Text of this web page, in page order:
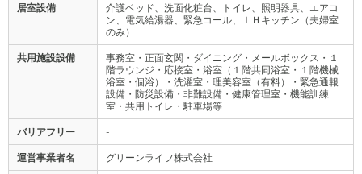
居室設備
介護ベッド、洗面化粧台、トイレ、照明器具、エアコ
ン、電気給湯器、緊急コール、ＩＨキッチン（夫婦室
のみ）
共用施設設備
事務室・正面玄関・ダイニング・メールボックス・１
階ラウンジ・応接室・浴室（１階共同浴室・１階機械
浴室・個浴）・洗濯室・理美容室（有料）・緊急通報
設備・防災設備・非難設備・健康管理室・機能訓練
室・共用トイレ・駐車場等
バリアフリー -
運営事業者名 グリーンライフ株式会社